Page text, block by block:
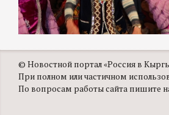
© Новостной портал «Россия в
При полном или частичном
По вопросам работы сайта пишите